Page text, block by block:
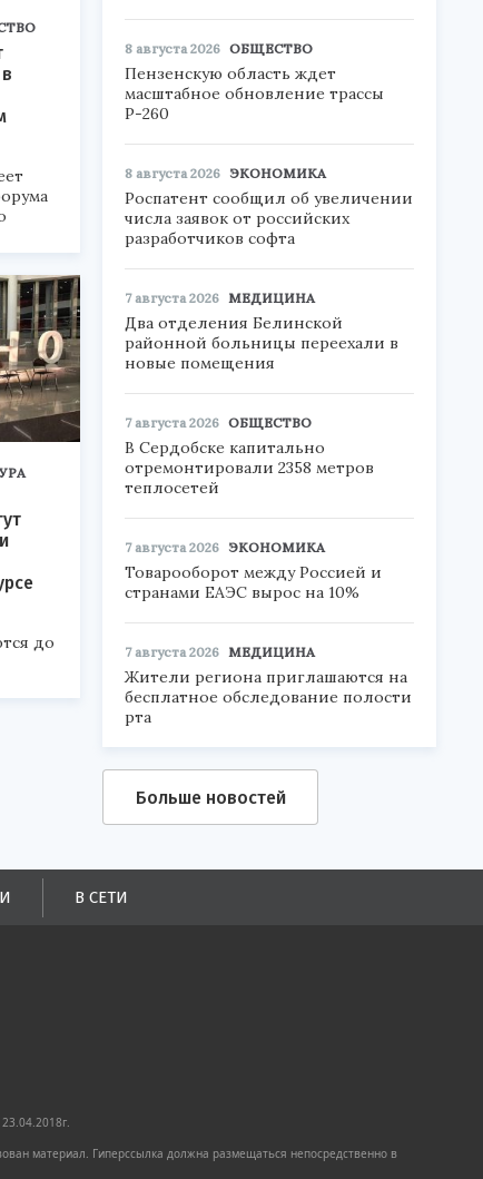
до
8 августа 2026 ОБЩЕСТВО
Пензенскую область ждет
масштабное обновление трассы
Р-260
8 августа 2026 ЭКОНОМИКА
Роспатент сообщил об увеличении
числа заявок от российских
разработчиков софта
7 августа 2026 МЕДИЦИНА
Два отделения Белинской
районной больницы переехали в
новые помещения
7 августа 2026 ОБЩЕСТВО
В Сердобске капитально
отремонтировали 2358 метров
теплосетей
7 августа 2026 ЭКОНОМИКА
Товарооборот между Россией и
странами ЕАЭС вырос на 10%
7 августа 2026 МЕДИЦИНА
Жители региона приглашаются на
бесплатное обследование полости
рта
Больше новостей
В СЕТИ
материал. Гиперссылка должна размещаться непосредственно в